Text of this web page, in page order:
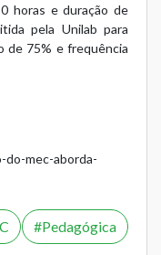
horas e duração de
pela Unilab para
de 75% e frequência
mec-aborda-
Pedagógica